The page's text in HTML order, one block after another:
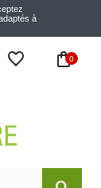
à
0